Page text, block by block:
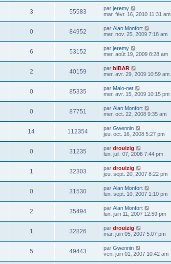
3 55583 par jeremy
mar. févr. 16, 2010 11:31 am
0 84952 par Alan Monfort
mer. nov. 25, 2009 7:18 am
6 53152 par jeremy
mer. août 19, 2009 8:28 am
2 40159 par bIBAR
mer. avr. 29, 2009 10:59 am
0 85335 par Malo-net
mer. avr. 15, 2009 10:15 pm
0 87751 par Alan Monfort
mer. oct. 22, 2008 9:35 am
14 112354 par Gwennin
jeu. oct. 16, 2008 5:27 pm
0 31235 par drouizig
lun. juil. 07, 2008 7:44 pm
1 32303 par drouizig
jeu. sept. 20, 2007 8:22 pm
0 31530 par Alan Monfort
lun. sept. 10, 2007 1:10 pm
2 35494 par Alan Monfort
lun. juin 11, 2007 12:59 pm
1 32826 par drouizig
mar. juin 05, 2007 5:07 pm
5 49443 par Gwennin
ven. juin 01, 2007 10:42 am